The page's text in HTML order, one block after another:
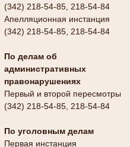
(342) 218-54-85, 218-54-84
Апелляционная инстанция
(342) 218-54-85, 218-54-84
По делам об
административных
правонарушениях
Первый и второй пересмотры
(342) 218-54-85, 218-54-84
По уголовным делам
Первая инстанция